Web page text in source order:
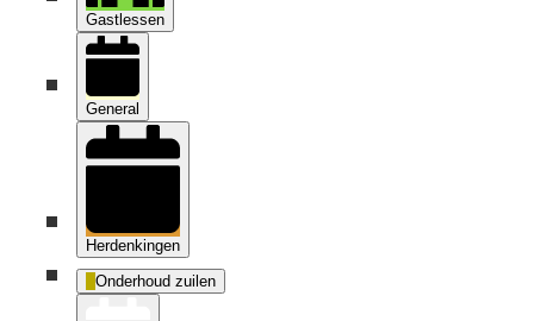
Gastlessen
General
Herdenkingen
Onderhoud zuilen